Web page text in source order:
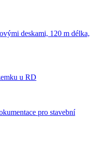
deskami, 120 m délka,
u RD
pro stavební